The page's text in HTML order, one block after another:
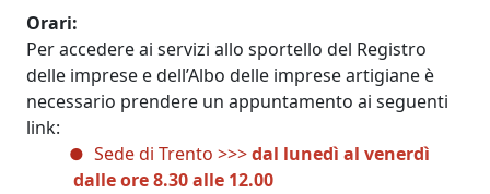
Orari
Per accedere ai servizi allo sportello del Registro
delle imprese e dell’Albo delle imprese artigiane è
necessario prendere un appuntamento ai seguenti
link:
Sede di Trento >>> dal lunedì al venerdì
dalle ore 8.30 alle 12.00